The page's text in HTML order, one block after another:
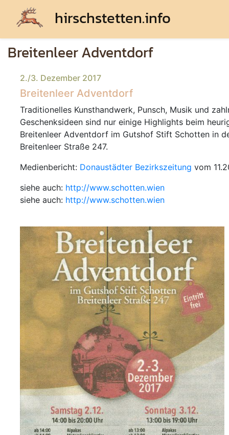
hirschstetten.info
Breitenleer Adventdorf
2./3. Dezember 2017
Breitenleer Adventdorf
Traditionelles Kunsthandwerk, Punsch, Musik und
Geschenksideen sind nur einige Highlights beim
Breitenleer Adventdorf im Gutshof Stift Schotten in
Breitenleer Straße 247.
Medienbericht: Donaustädter Bezirkszeitung vom
siehe auch: http://www.schotten.wien
siehe auch: http://www.schotten.wien